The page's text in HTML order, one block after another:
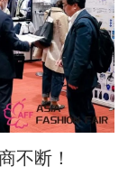
不断！